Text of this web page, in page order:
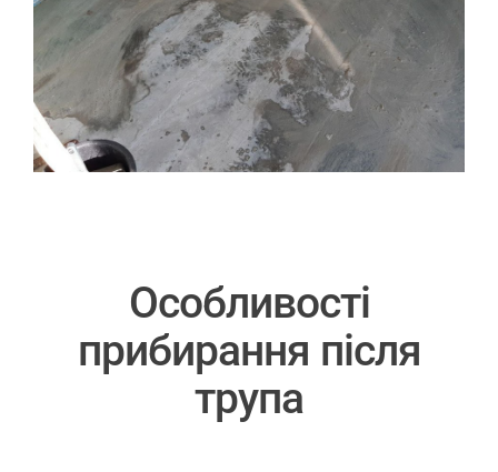
Особливості
прибирання після
трупа